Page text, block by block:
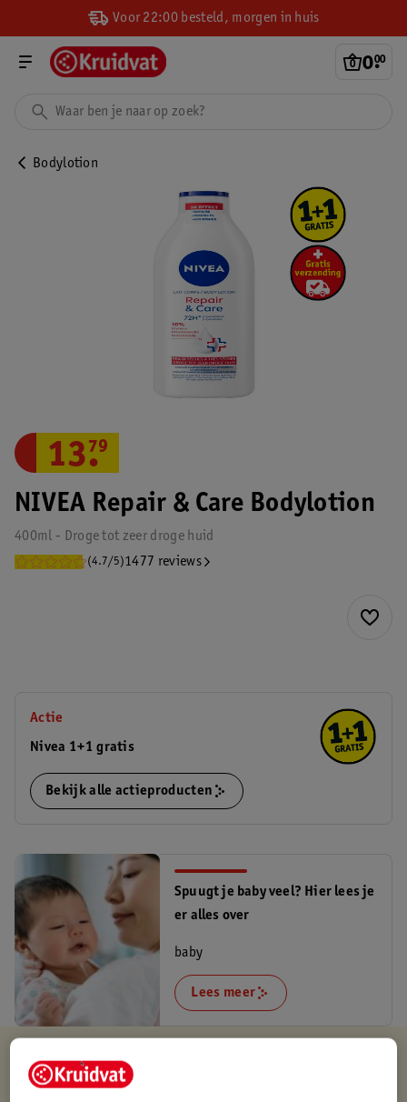
Voor 22:00 besteld, morgen in huis
0.
00
Bodylotion
NIVEA Repair & Care Bodylotion
400ml - Droge tot zeer droge huid
(4.7/5)1477 reviews
13.
79
Actie
Nivea 1+1 gratis
Bekijk alle actieproducten
Spuugt je baby veel? Hier lees je
er alles over
baby
Lees meer
Kruidvat is altijd voordelig